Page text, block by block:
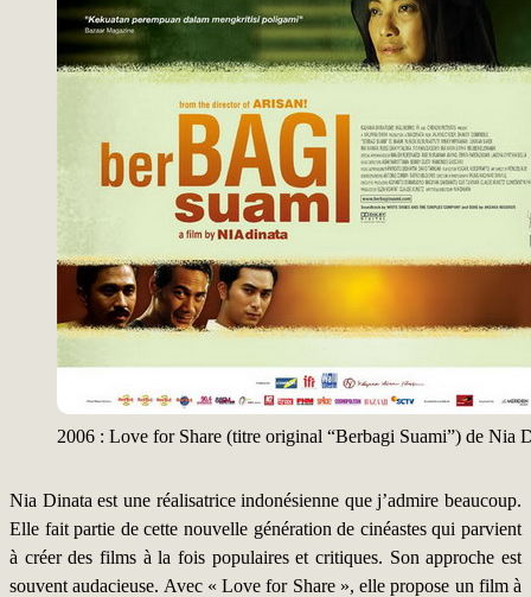
2006 : Love for Share (titre original “Berbagi Suami”) de Nia
Nia Dinata est une réalisatrice indonésienne que j’admire beaucoup.
Elle fait partie de cette nouvelle génération de cinéastes qui parvient
à créer des films à la fois populaires et critiques. Son approche est
souvent audacieuse. Avec « Love for Share », elle propose un film à